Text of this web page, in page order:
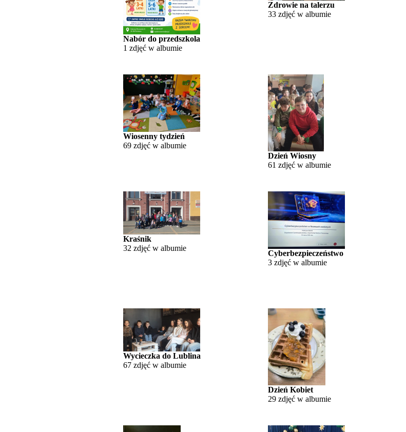
Nabór do przedszkola
1 zdjęć w albumie
Zdrowie na talerzu
33 zdjęć w albumie
Wiosenny tydzień
69 zdjęć w albumie
Dzień Wiosny
61 zdjęć w albumie
Kraśnik
32 zdjęć w albumie
Cyberbezpieczeństwo
3 zdjęć w albumie
Wycieczka do Lublina
67 zdjęć w albumie
Dzień Kobiet
29 zdjęć w albumie